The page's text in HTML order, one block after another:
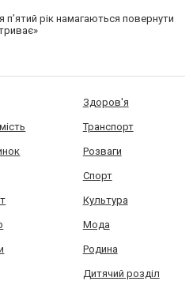
пʼятий рік намагаються повернути
Здоров'я
Транспорт
Розваги
Спорт
Культура
Мода
Родина
Дитячий розділ